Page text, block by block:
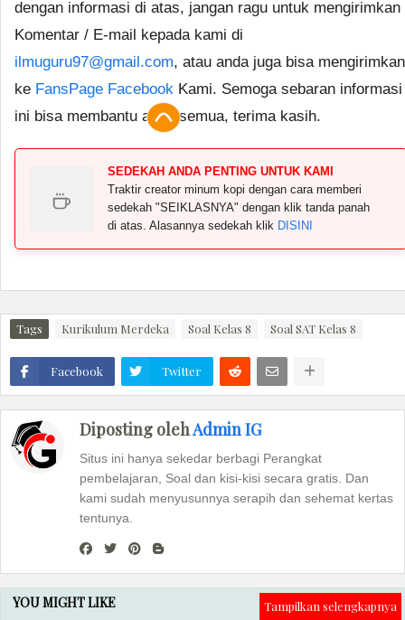
dengan informasi di atas, jangan ragu untuk mengirimkan
Komentar / E-mail kepada kami di
ilmuguru97@gmail.com, atau anda juga bisa mengirimkan
ke FansPage Facebook Kami. Semoga sebaran informasi
ini bisa membantu anda semua, terima kasih.
SEDEKAH ANDA PENTING UNTUK KAMI
Traktir creator minum kopi dengan cara memberi
sedekah "SEIKLASNYA" dengan klik tanda panah
di atas. Alasannya sedekah klik DISINI
Tags Kurikulum Merdeka Soal Kelas 8 Soal SAT Kelas 8
Facebook Twitter
Diposting olehAdmin IG
Situs ini hanya sekedar berbagi Perangkat
pembelajaran, Soal dan kisi-kisi secara gratis. Dan
kami sudah menyusunnya serapih dan sehemat kertas
tentunya.
YOU MIGHT LIKE Tampilkan selengkapnya